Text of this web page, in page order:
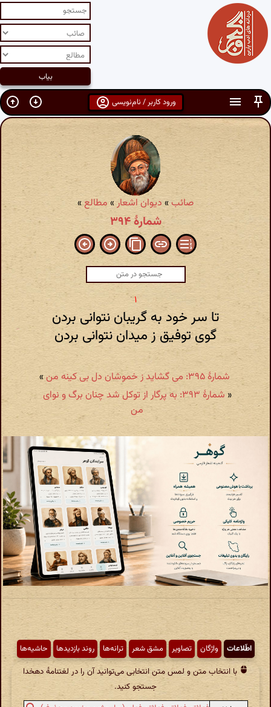
ورود کاربر / نام‌نویسی
صائب» دیوان اشعار» مطالع»
شمارهٔ ۳۹۴
تا سر خود به گریبان نتوانی بردن
گوی توفیق ز میدان نتوانی بردن
شمارهٔ ۳۹۵: می گشاید ز خموشان دل بی کینه من
»
«
شمارهٔ ۳۹۳: به پرگار از توکل شد چنان برگ و نوای
من
اطّلاعات واژگان تصاویر مشق شعر ترانه‌ها روند بازدیدها حاشیه‌ها
با انتخاب متن و لمس متن انتخابی می‌توانید آن را در لغتنامهٔ دهخدا
جستجو کنید.